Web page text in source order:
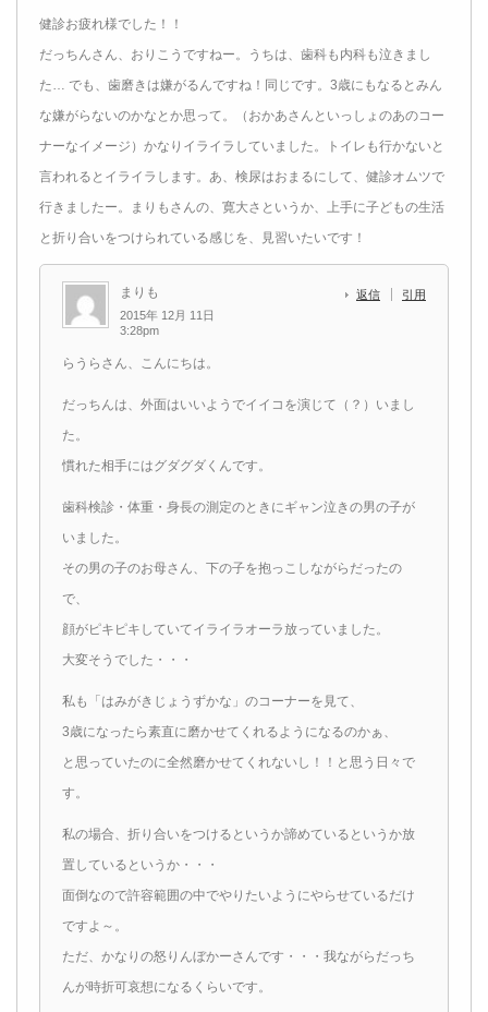
健診お疲れ様でした！！
だっちんさん、おりこうですねー。うちは、歯科も内科も泣きまし
た… でも、歯磨きは嫌がるんですね！同じです。3歳にもなるとみん
な嫌がらないのかなとか思って。（おかあさんといっしょのあのコー
ナーなイメージ）かなりイライラしていました。トイレも行かないと
言われるとイライラします。あ、検尿はおまるにして、健診オムツで
行きましたー。まりもさんの、寛大さというか、上手に子どもの生活
と折り合いをつけられている感じを、見習いたいです！
まりも
2015年 12月 11日
3:28pm
返信 引用
らうらさん、こんにちは。
だっちんは、外面はいいようでイイコを演じて（？）いまし
た。
慣れた相手にはグダグダくんです。
歯科検診・体重・身長の測定のときにギャン泣きの男の子が
いました。
その男の子のお母さん、下の子を抱っこしながらだったの
で、
顔がピキピキしていてイライラオーラ放っていました。
大変そうでした・・・
私も「はみがきじょうずかな」のコーナーを見て、
3歳になったら素直に磨かせてくれるようになるのかぁ、
と思っていたのに全然磨かせてくれないし！！と思う日々で
す。
私の場合、折り合いをつけるというか諦めているというか放
置しているというか・・・
面倒なので許容範囲の中でやりたいようにやらせているだけ
ですよ～。
ただ、かなりの怒りんぼかーさんです・・・我ながらだっち
んが時折可哀想になるくらいです。